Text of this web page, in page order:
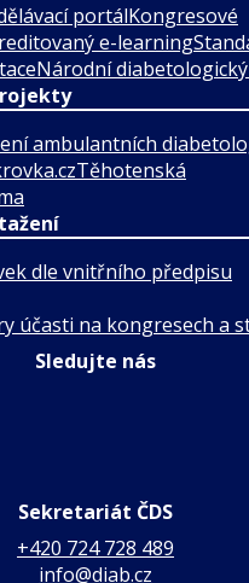
portálKongresové
e-learning
Národní
ambulantních
Těhotenská
dle vnitřního předpisu
účasti na kongresech a
Sledujte nás
Sekretariát ČDS
+420 724 728 489
info@diab.cz